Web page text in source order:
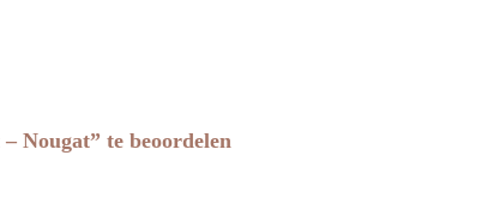
Nougat” te beoordelen